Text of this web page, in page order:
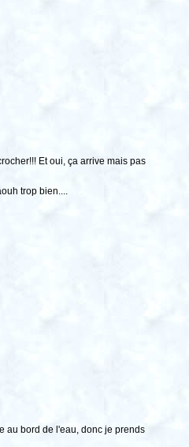
Et oui, ça arrive mais pas
trop bien....
au bord de l'eau, donc je prends